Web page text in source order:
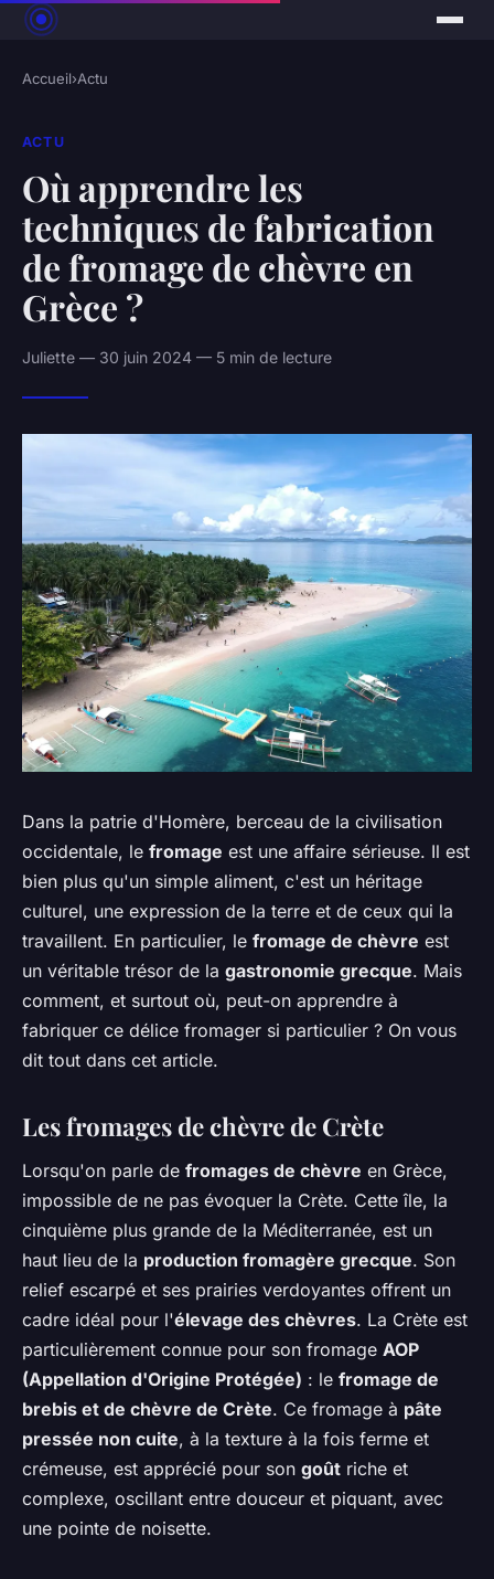
Accueil›Actu
ACTU
Où apprendre les
techniques de fabrication
de fromage de chèvre en
Grèce ?
Juliette — 30 juin 2024 — 5 min de lecture
Dans la patrie d'Homère, berceau de la civilisation
occidentale, le fromage est une affaire sérieuse. Il est
bien plus qu'un simple aliment, c'est un héritage
culturel, une expression de la terre et de ceux qui la
travaillent. En particulier, le fromage de chèvre est
un véritable trésor de la gastronomie grecque. Mais
comment, et surtout où, peut-on apprendre à
fabriquer ce délice fromager si particulier ? On vous
dit tout dans cet article.
Les fromages de chèvre de Crète
Lorsqu'on parle de fromages de chèvre en Grèce,
impossible de ne pas évoquer la Crète. Cette île, la
cinquième plus grande de la Méditerranée, est un
haut lieu de la production fromagère grecque. Son
relief escarpé et ses prairies verdoyantes offrent un
cadre idéal pour l'élevage des chèvres. La Crète est
particulièrement connue pour son fromage AOP
(Appellation d'Origine Protégée) : le fromage de
brebis et de chèvre de Crète. Ce fromage à pâte
pressée non cuite, à la texture à la fois ferme et
crémeuse, est apprécié pour son goût riche et
complexe, oscillant entre douceur et piquant, avec
une pointe de noisette.